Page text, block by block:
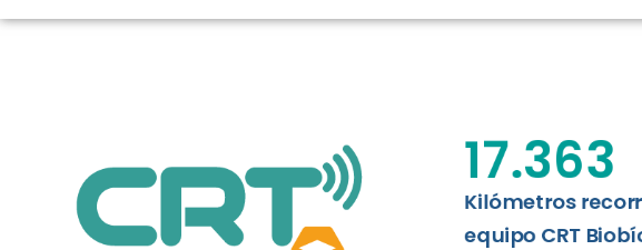
balance de tres años acercando la salud digital a
Leer más
Kilómetros
equipo CRT
17.363